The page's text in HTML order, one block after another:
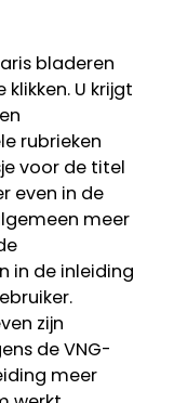
bladeren
U krijgt
rubrieken
voor de titel
even in de
meer
in de inleiding
zijn
de VNG-
meer